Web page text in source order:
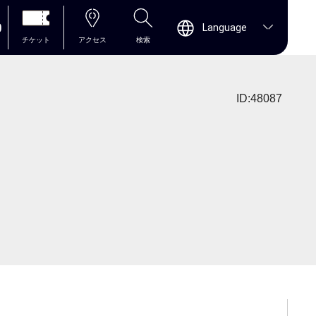
チケット アクセス 検索
Language
ID:48087